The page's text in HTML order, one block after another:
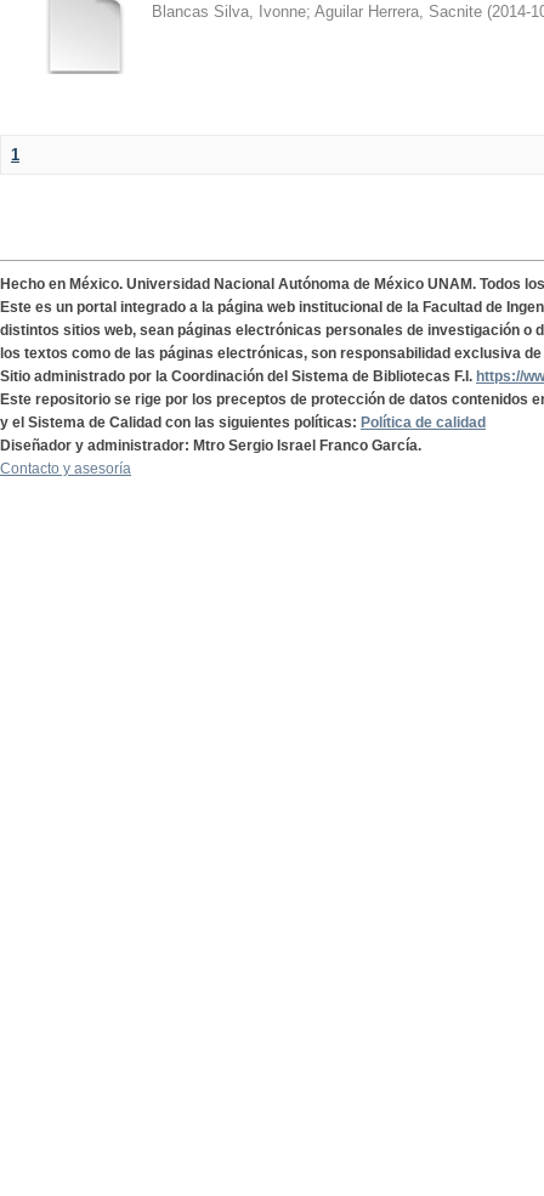
Blancas Silva, Ivonne; Aguilar Herrera, Sacnite (2014-
1
Hecho en México. Universidad Nacional Autónoma de México UNAM. Todos
Este es un portal integrado a la página web institucional de la Facultad de
distintos sitios web, sean páginas electrónicas personales de investigación o
los textos como de las páginas electrónicas, son responsabilidad exclusiva
Sitio administrado por la Coordinación del Sistema de Bibliotecas F.I. https://
Este repositorio se rige por los preceptos de protección de datos contenidos
y el Sistema de Calidad con las siguientes políticas: Política de calidad
Diseñador y administrador: Mtro Sergio Israel Franco García.
Contacto y asesoría